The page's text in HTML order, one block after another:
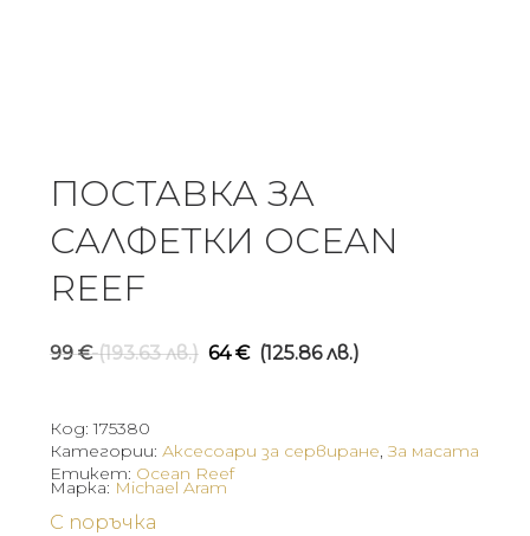
ПОСТАВКА ЗА
САЛФЕТКИ OCEAN
REEF
99€ (193.63 лв.) Original
99 €
(193.63
64€ (125.86 лв.)
64 €
Код:175380
Категории: Аксесоари за сервиране,За масата
Етикет: Ocean Reef
С поръчка
Марка: Michael Aram